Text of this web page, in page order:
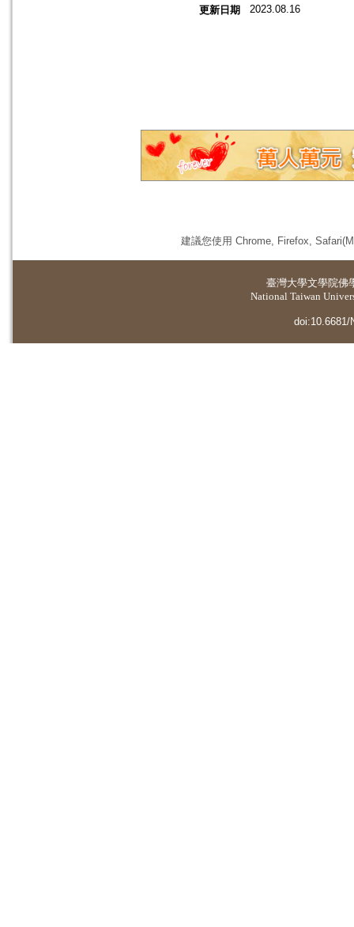
更新日期 2023.08.16
建議您使用 Chrome, Firefox,
臺灣大學文學院佛
National Taiwan
doi:10.6681/